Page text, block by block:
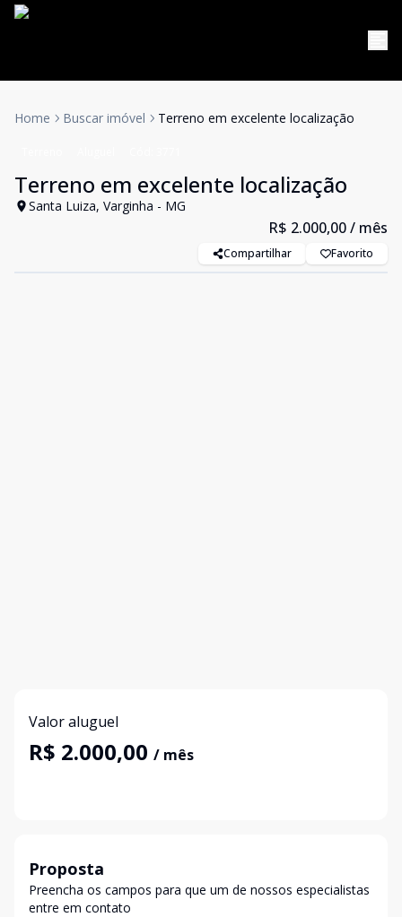
Home Buscar imóvel Terreno em excelente localização
Terreno em excelente localização
Santa Luiza, Varginha - MG
R$ 2.000,00/ mês
Compartilhar Favorito
Valor aluguel
R$ 2.000,00 / mês
Proposta
Preencha os campos para que um de nossos especialistas
entre em contato